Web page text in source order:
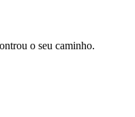
o seu caminho.